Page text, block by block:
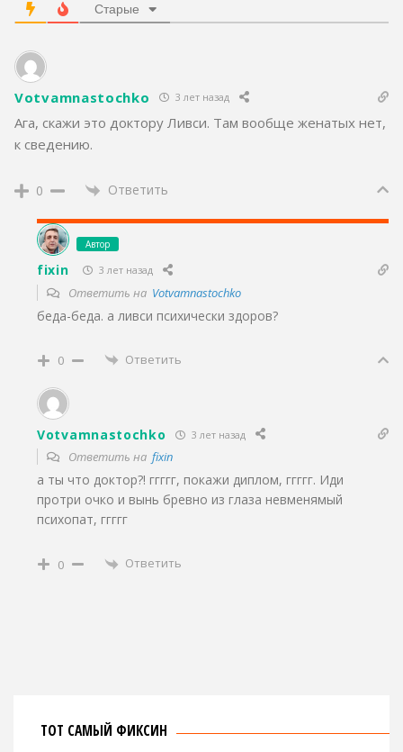
Старые
Votvamnastochko 3 лет назад
Ага, скажи это доктору Ливси. Там вообще женатых нет,
к сведению.
0 Ответить
Автор
fixin 3 лет назад
Ответить на Votvamnastochko
беда-беда. а ливси психически здоров?
0 Ответить
Votvamnastochko 3 лет назад
Ответить на fixin
а ты что доктор?! ггггг, покажи диплом, ггггг. Иди
протри очко и вынь бревно из глаза невменямый
психопат, ггггг
0 Ответить
ТОТ САМЫЙ ФИКСИН